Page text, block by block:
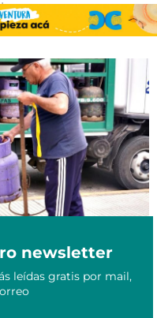
-
esta semana las
newsletter
leídas gratis por mail,